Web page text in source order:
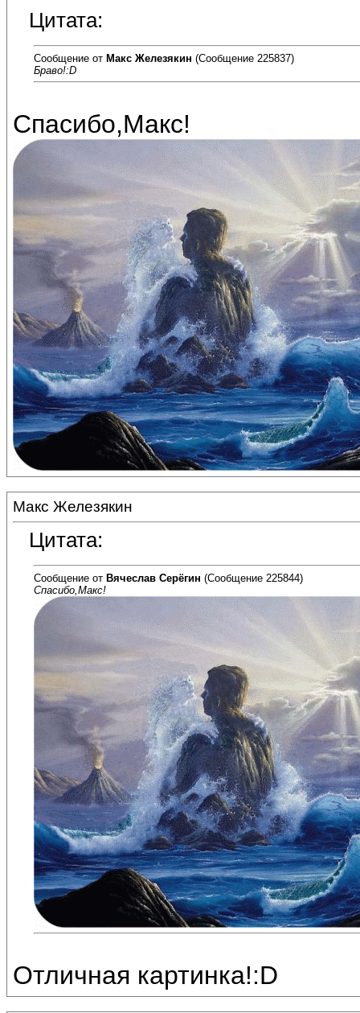
Цитата:
Сообщение от Макс Железякин (Сообщение 225837)
Браво!:D
Спасибо,Макс!
Макс Железякин
Цитата:
Сообщение от Вячеслав Серёгин (Сообщение 225844)
Спасибо,Макс!
Отличная картинка!:D